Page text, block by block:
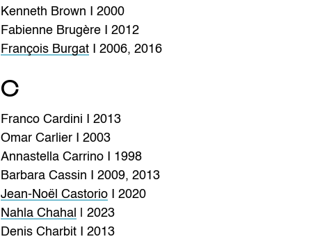
Kenneth Brown I 2000
Fabienne Brugère I 2012
François Burgat I 2006, 2016
C
Franco Cardini I 2013
Omar Carlier I 2003
Annastella Carrino I 1998
Barbara Cassin I 2009, 2013
Jean-Noël Castorio I 2020
Nahla Chahal
| 2023
Denis Charbit I 2013